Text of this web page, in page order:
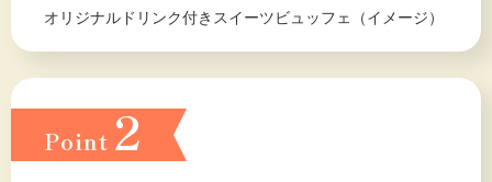
オリジナルドリンク付きスイーツビュッフェ（イメージ）
Point2